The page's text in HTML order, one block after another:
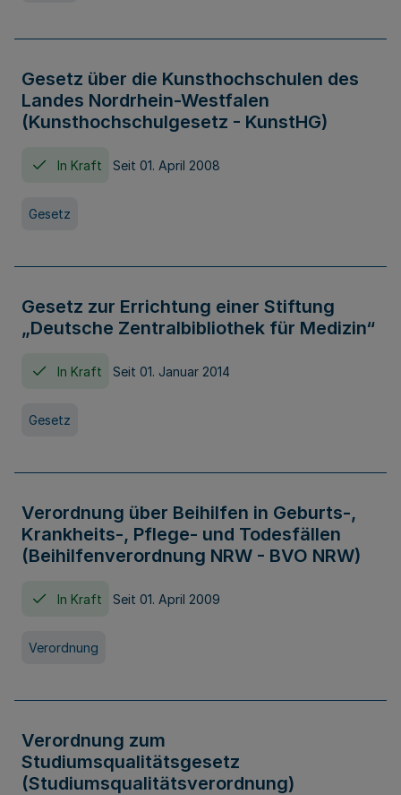
Gesetz über die Kunsthochschulen des
Landes Nordrhein-Westfalen
(Kunsthochschulgesetz - KunstHG)
In Kraft Seit 01. April 2008
Gesetz
Gesetz zur Errichtung einer Stiftung
„Deutsche Zentralbibliothek für Medizin“
In Kraft Seit 01. Januar 2014
Gesetz
Verordnung über Beihilfen in Geburts-,
Krankheits-, Pflege- und Todesfällen
(Beihilfenverordnung NRW - BVO NRW)
In Kraft Seit 01. April 2009
Verordnung
Verordnung zum
Studiumsqualitätsgesetz
(Studiumsqualitätsverordnung)